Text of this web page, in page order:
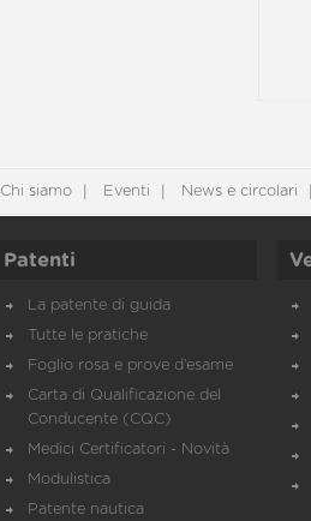
Chi siamo Eventi News e circolari
Patenti
La patente di guida
Tutte le pratiche
Foglio rosa e prove d’esame
Carta di Qualificazione del
Conducente (CQC)
Medici Certificatori - Novità
Modulistica
Patente nautica